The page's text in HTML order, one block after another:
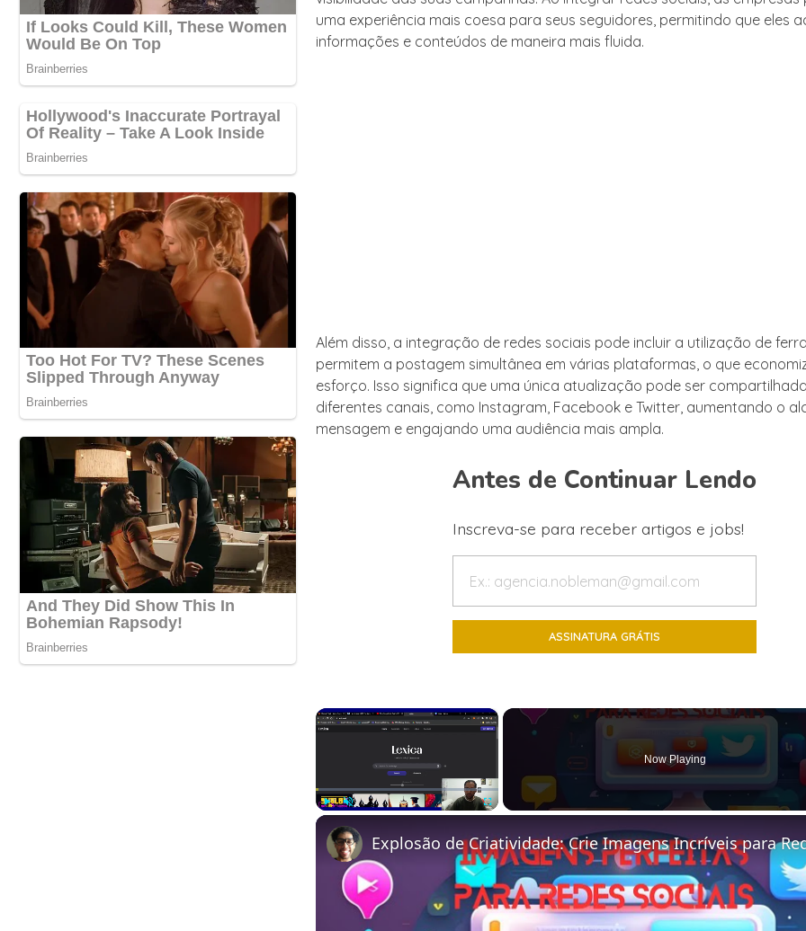
uma experiência mais coesa para seus seguidores, permitindo que eles
informações e conteúdos de maneira mais fluida.
Além disso, a integração de redes sociais pode incluir a utilização de
permitem a postagem simultânea em várias plataformas, o que
esforço. Isso significa que uma única atualização pode ser
diferentes canais, como Instagram, Facebook e Twitter, aumentando o
mensagem e engajando uma audiência mais ampla.
Antes de Continuar Lendo
Inscreva-se para receber artigos e jobs!
×
Now Playing